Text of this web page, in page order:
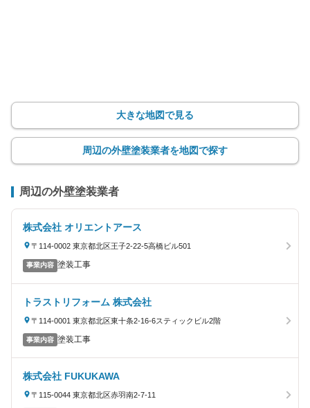
大きな地図で見る
周辺の外壁塗装業者を地図で探す
周辺の外壁塗装業者
株式会社 オリエントアース
〒114-0002 東京都北区王子2-22-5高橋ビル501
事業内容 塗装工事
トラストリフォーム 株式会社
〒114-0001 東京都北区東十条2-16-6スティックビル2階
事業内容 塗装工事
株式会社 FUKUKAWA
〒115-0044 東京都北区赤羽南2-7-11